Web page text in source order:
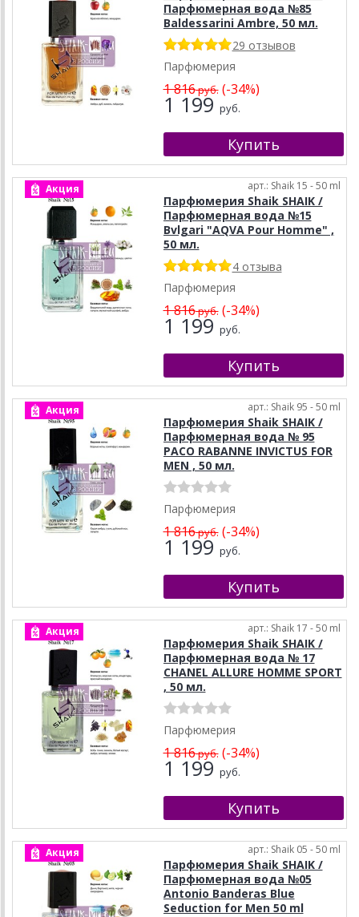
Парфюмерная вода №85
Baldessarini Ambre, 50 мл.
29 отзывов
Парфюмерия
1 816руб.(-34%)
1 199 руб.
Акция арт.: Shaik 15 - 50 ml
Парфюмерия Shaik SHAIK /
Парфюмерная вода №15
Bvlgari "AQVA Pour Homme" ,
50 мл.
4 отзыва
Парфюмерия
1 816руб.(-34%)
1 199 руб.
Акция арт.: Shaik 95 - 50 ml
Парфюмерия Shaik SHAIK /
Парфюмерная вода № 95
PACO RABANNE INVICTUS FOR
MEN , 50 мл.
Парфюмерия
1 816руб.(-34%)
1 199 руб.
Акция арт.: Shaik 17 - 50 ml
Парфюмерия Shaik SHAIK /
Парфюмерная вода № 17
CHANEL ALLURE HOMME SPORT
, 50 мл.
Парфюмерия
1 816руб.(-34%)
1 199 руб.
Акция арт.: Shaik 05 - 50 ml
Парфюмерия Shaik SHAIK /
Парфюмерная вода №05
Antonio Banderas Blue
Seduction for Men 50 ml